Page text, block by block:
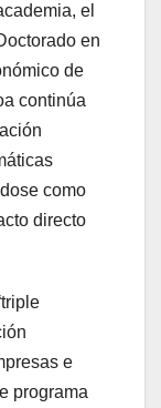
el
en
de
continúa
como
directo
e
programa